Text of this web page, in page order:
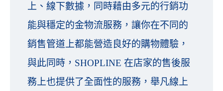
上、線下數據，同時藉由多元的行銷功
能與穩定的金物流服務，讓你在不同的
銷售管道上都能營造良好的購物體驗，
與此同時，SHOPLINE 在店家的售後服
務上也提供了全面性的服務，舉凡線上